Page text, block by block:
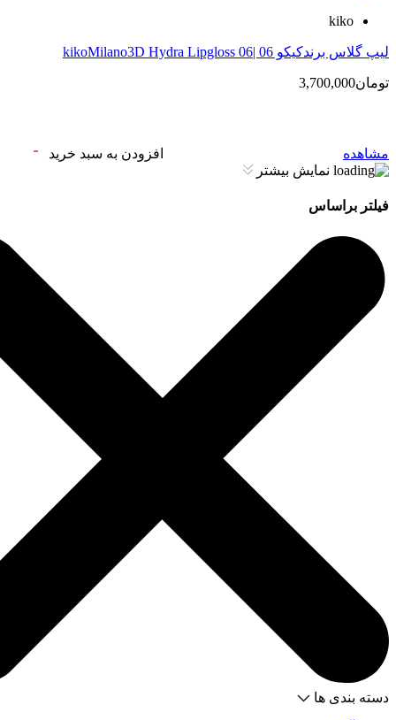
kiko
لیپ گلاس‌ برندکیکو 06 |kikoMilano3D Hydra Lipgloss 06
تومان3,700,000
مشاهده
افزودن به سبد خرید
نمایش بیشتر
فیلتر براساس
دسته بندی ها